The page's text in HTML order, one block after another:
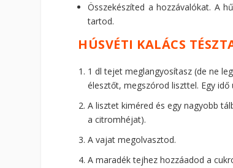
Összekészíted a hozzávalókat. A
tartod.
HÚSVÉTI KALÁCS
1 dl tejet meglangyosítasz (de ne
élesztőt, megszórod liszttel. Egy
A lisztet kiméred és egy nagyobb
a citromhéjat).
A vajat megolvasztod.
A maradék tejhez hozzáadod a